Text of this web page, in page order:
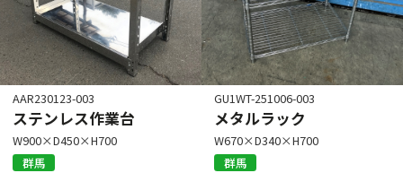
AAR230123-003
ステンレス作業台
W900×D450×H700
群馬
GU1WT-251006-003
メタルラック
W670×D340×H700
群馬